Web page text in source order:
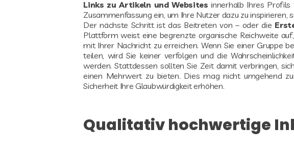
Links zu Artikeln und Websites innerhalb Ihres Profils
Zusammenfassung ein, um Ihre Nutzer dazu zu inspirieren,
Der nächste Schritt ist das Beitreten von – oder die
Plattform weist eine begrenzte organische Reichweite
mit Ihrer Nachricht zu erreichen. Wenn Sie einer Gruppe
teilen, wird Sie keiner verfolgen und die
werden. Stattdessen sollten Sie Zeit damit verbringen,
einen Mehrwert zu bieten. Dies mag nicht umgehend
Sicherheit Ihre Glaubwürdigkeit erhöhen.
Qualitativ hochwertige